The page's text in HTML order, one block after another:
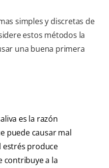
simples y discretas de
estos métodos la
una buena primera
es la razón
puede causar mal
estrés produce
contribuye a la